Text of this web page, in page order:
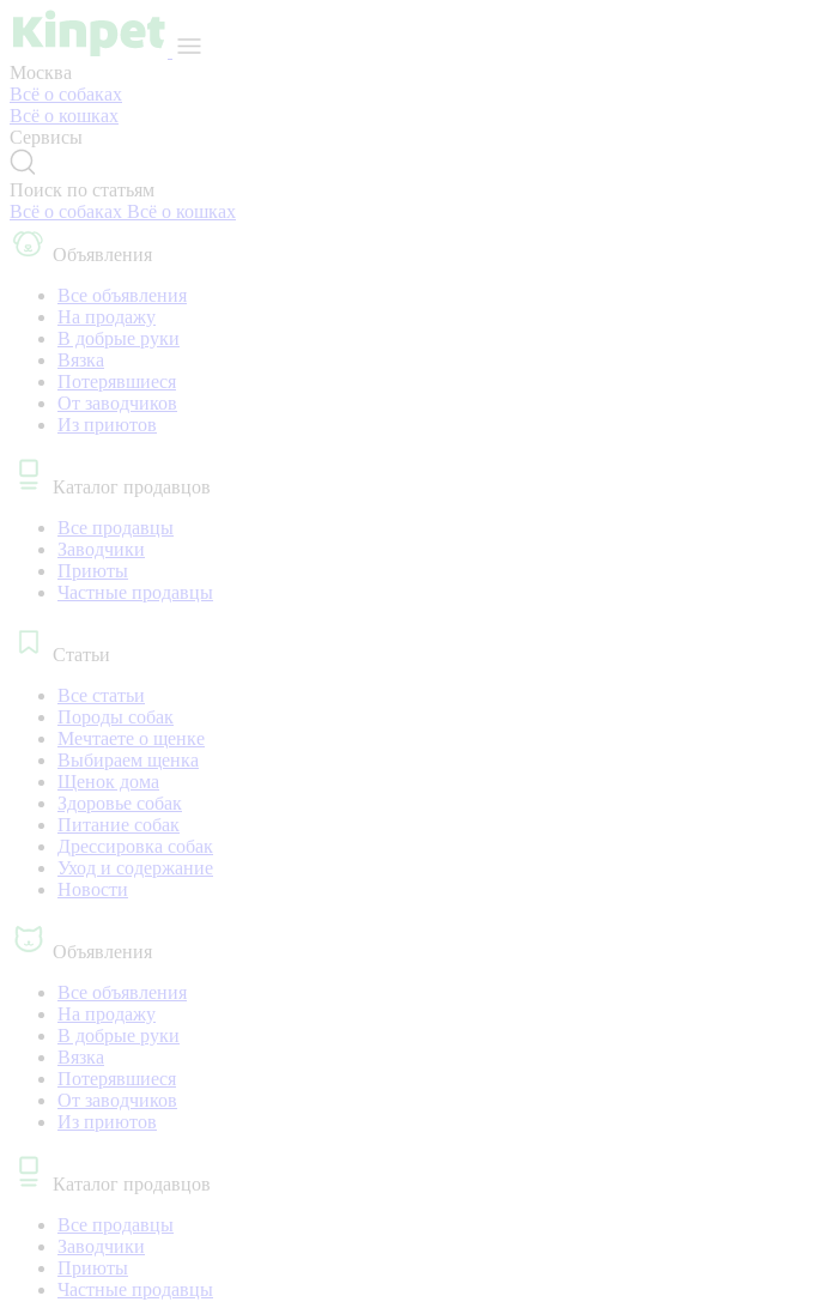
Москва
Всё о собаках
Всё о кошках
Сервисы
Поиск по статьям
Всё о собаках Всё о кошках
Объявления
Все объявления
На продажу
В добрые руки
Вязка
Потерявшиеся
От заводчиков
Из приютов
Каталог продавцов
Все продавцы
Заводчики
Приюты
Частные продавцы
Статьи
Все статьи
Породы собак
Мечтаете о щенке
Выбираем щенка
Щенок дома
Здоровье собак
Питание собак
Дрессировка собак
Уход и содержание
Новости
Объявления
Все объявления
На продажу
В добрые руки
Вязка
Потерявшиеся
От заводчиков
Из приютов
Каталог продавцов
Все продавцы
Заводчики
Приюты
Частные продавцы